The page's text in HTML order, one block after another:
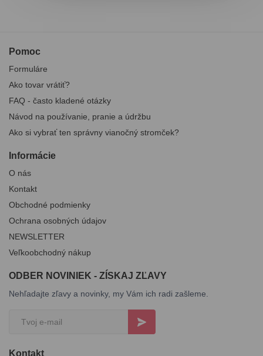
Pomoc
Formuláre
Ako tovar vrátiť?
FAQ - často kladené otázky
Návod na používanie, pranie a údržbu
Ako si vybrať ten správny vianočný stromček?
Informácie
O nás
Kontakt
Obchodné podmienky
Ochrana osobných údajov
NEWSLETTER
Veľkoobchodný nákup
ODBER NOVINIEK - ZÍSKAJ ZĽAVY
Nehľadajte zľavy a novinky, my Vám ich radi zašleme.
Kontakt